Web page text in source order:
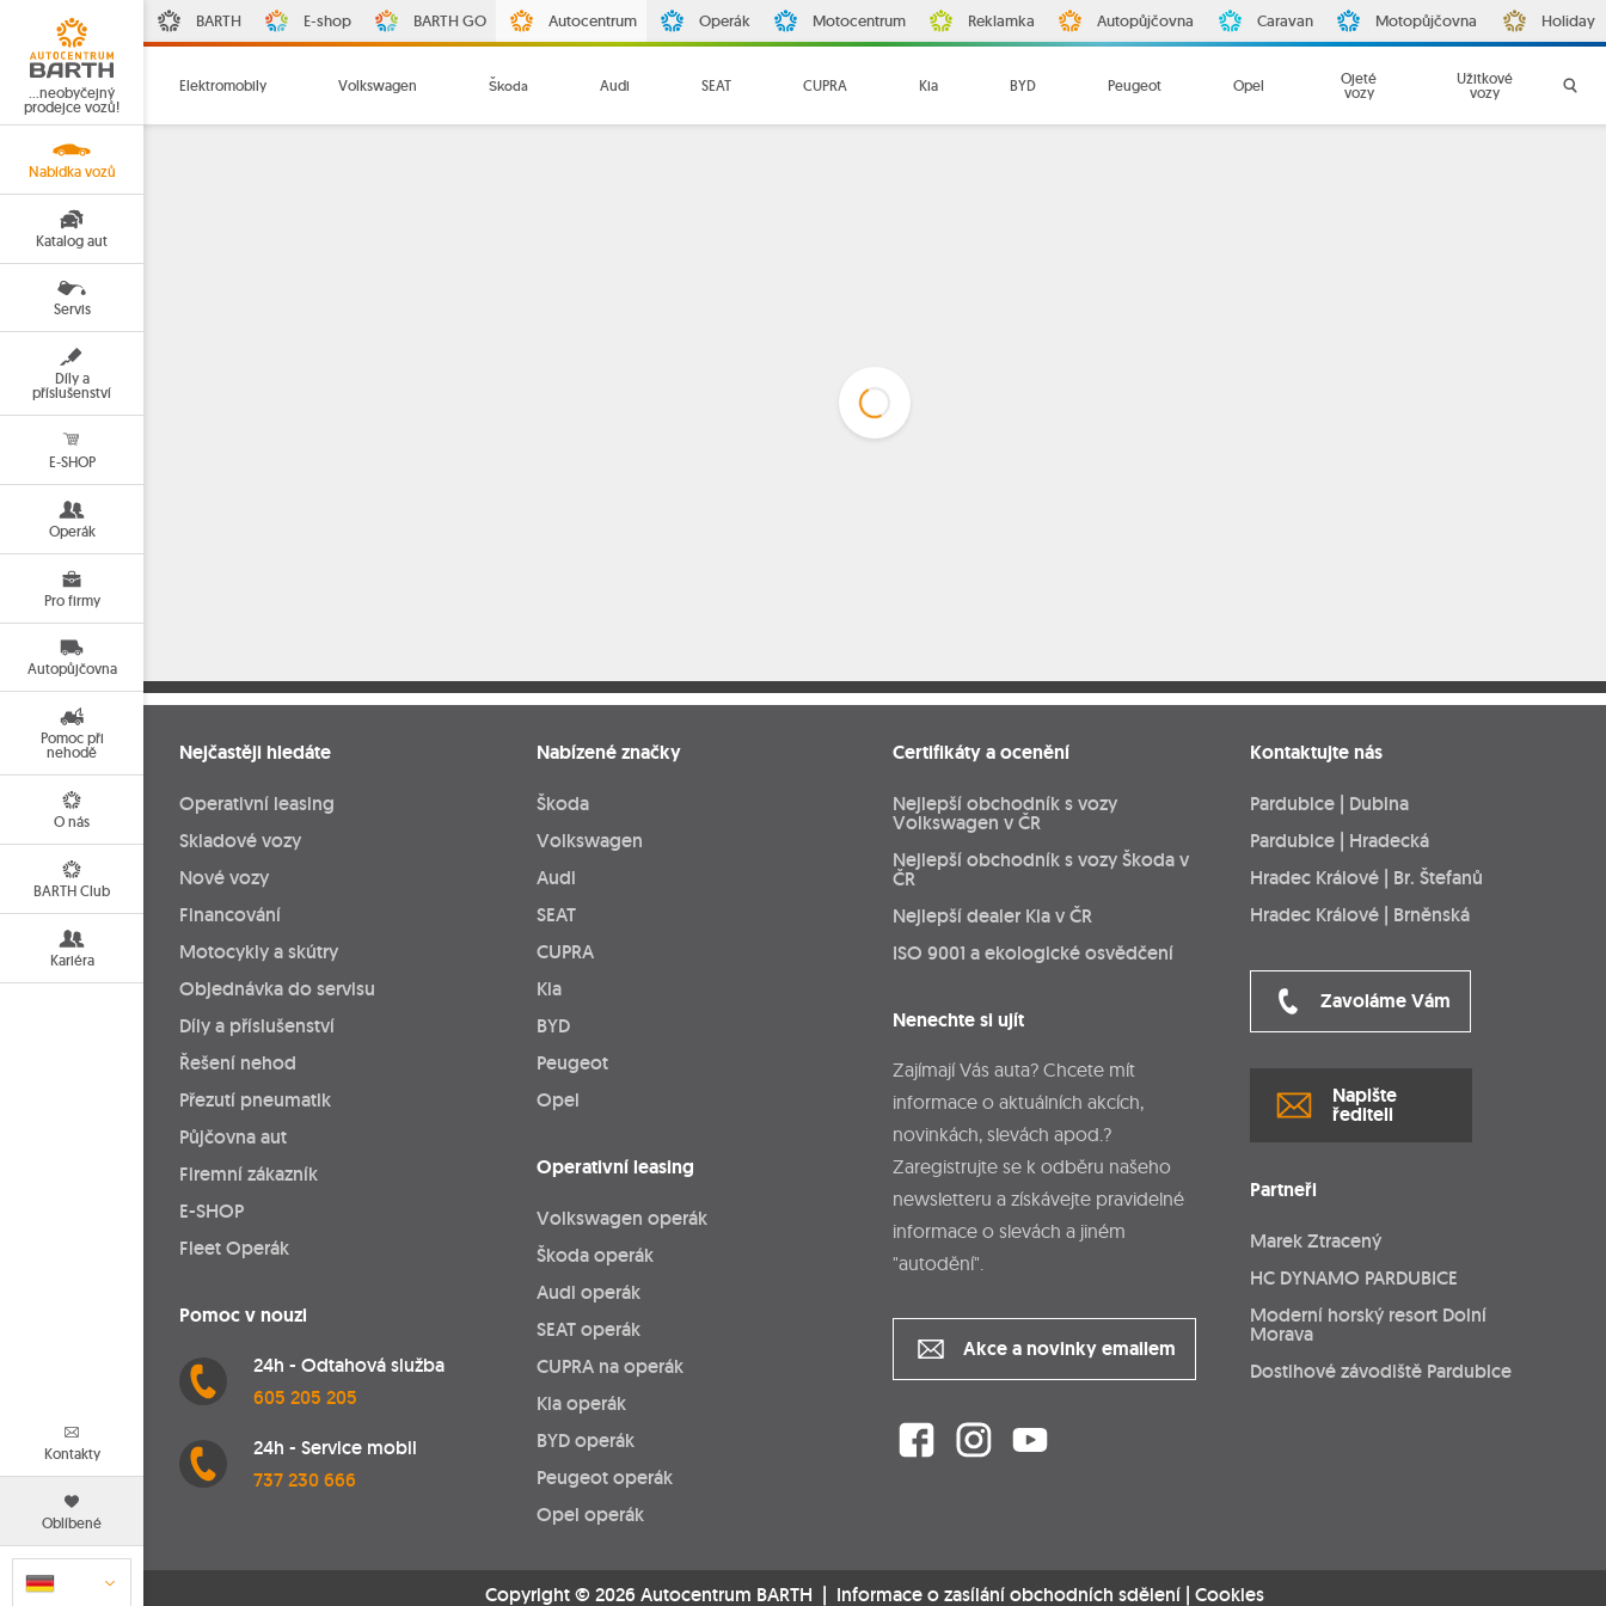
…neobyčejný
prodejce vozů!
Nabídka vozů
Katalog aut
Servis
Díly a
příslušenství
E-SHOP
Operák
Pro firmy
Autopůjčovna
Pomoc při
nehodě
O nás
BARTH Club
Kariéra
Kontakty
Oblíbené
BARTH E-shop BARTH GO Autocentrum Operák Motocentrum Reklamka Autopůjčovna Caravan Motopůjčovna Holiday
Elektromobily Volkswagen Škoda Audi SEAT CUPRA Kia BYD Peugeot Opel
Ojeté
vozy
Užitkové
vozy
Nejčastěji hledáte
Operativní leasing
Skladové vozy
Nové vozy
Financování
Motocykly a skútry
Objednávka do servisu
Díly a příslušenství
Řešení nehod
Přezutí pneumatik
Půjčovna aut
Firemní zákazník
E-SHOP
Fleet Operák
Pomoc v nouzi
24h - Odtahová služba
605 205 205
24h - Service mobil
737 230 666
Nabízené značky
Škoda
Volkswagen
Audi
SEAT
CUPRA
Kia
BYD
Peugeot
Opel
Operativní leasing
Volkswagen operák
Škoda operák
Audi operák
SEAT operák
CUPRA na operák
Kia operák
BYD operák
Peugeot operák
Opel operák
Certifikáty a ocenění
Nejlepší obchodník s vozy
Volkswagen v ČR
Nejlepší obchodník s vozy Škoda v
ČR
Nejlepší dealer Kia v ČR
ISO 9001 a ekologické osvědčení
Nenechte si ujít
Zajímají Vás auta? Chcete mít
informace o aktuálních akcích,
novinkách, slevách apod.?
Zaregistrujte se k odběru našeho
newsletteru a získávejte pravidelné
informace o slevách a jiném
"autodění".
Akce a novinky emailem
Kontaktujte nás
Pardubice | Dubina
Pardubice | Hradecká
Hradec Králové | Br. Štefanů
Hradec Králové | Brněnská
Zavoláme Vám
Napište
řediteli
Partneři
Marek Ztracený
HC DYNAMO PARDUBICE
Moderní horský resort Dolní
Morava
Dostihové závodiště Pardubice
Copyright © 2026 Autocentrum BARTH | Informace o zasílání obchodních sdělení | Cookies